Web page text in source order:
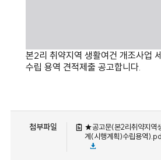
본2리 취약지역 생활여건 개조사업
수립 용역 견적제출 공고합니다.
첨부파일
★공고문(본2리취약지역
계(시행계획)수립용역